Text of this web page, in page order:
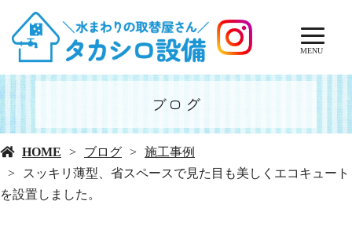
MENU
ブログ
HOME ブログ
施工事例
スッキリ薄型、省スペースで見た目も美しくエコキュート
を設置しました。